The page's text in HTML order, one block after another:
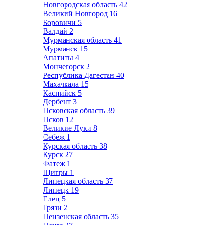
Новгородская область 42
Великий Новгород 16
Боровичи 5
Валдай 2
Мурманская область 41
Мурманск 15
Апатиты 4
Мончегорск 2
Республика Дагестан 40
Махачкала 15
Каспийск 5
Дербент 3
Псковская область 39
Псков 12
Великие Луки 8
Себеж 1
Курская область 38
Курск 27
Фатеж 1
Щигры 1
Липецкая область 37
Липецк 19
Елец 5
Грязи 2
Пензенская область 35